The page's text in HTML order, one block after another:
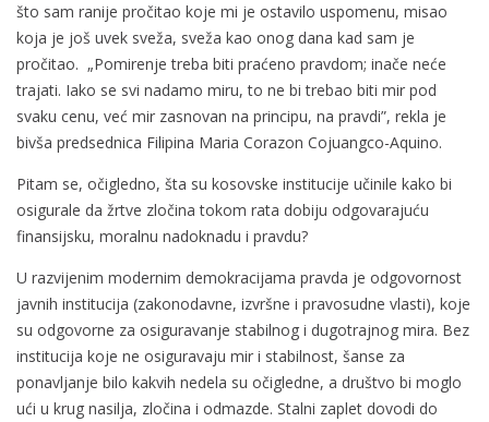
što sam ranije pročitao koje mi je ostavilo uspomenu, misao
koja je još uvek sveža, sveža kao onog dana kad sam je
pročitao. „Pomirenje treba biti praćeno pravdom; inače neće
trajati. Iako se svi nadamo miru, to ne bi trebao biti mir pod
svaku cenu, već mir zasnovan na principu, na pravdi”, rekla je
bivša predsednica Filipina Maria Corazon Cojuangco-Aquino.
Pitam se, očigledno, šta su kosovske institucije učinile kako bi
osigurale da žrtve zločina tokom rata dobiju odgovarajuću
finansijsku, moralnu nadoknadu i pravdu?
U razvijenim modernim demokracijama pravda je odgovornost
javnih institucija (zakonodavne, izvršne i pravosudne vlasti), koje
su odgovorne za osiguravanje stabilnog i dugotrajnog mira. Bez
institucija koje ne osiguravaju mir i stabilnost, šanse za
ponavljanje bilo kakvih nedela su očigledne, a društvo bi moglo
ući u krug nasilja, zločina i odmazde. Stalni zaplet dovodi do